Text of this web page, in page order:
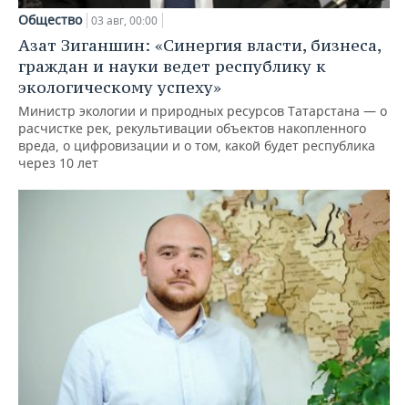
Общество 03 авг, 00:00
Азат Зиганшин: «Синергия власти, бизнеса,
граждан и науки ведет республику к
экологическому успеху»
Министр экологии и природных ресурсов Татарстана — о
расчистке рек, рекультивации объектов накопленного
вреда, о цифровизации и о том, какой будет республика
через 10 лет